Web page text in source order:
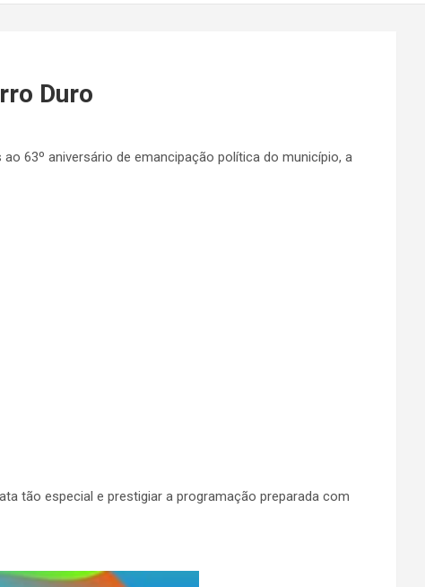
Duro
63º aniversário de emancipação política do município, a
tão especial e prestigiar a programação preparada com